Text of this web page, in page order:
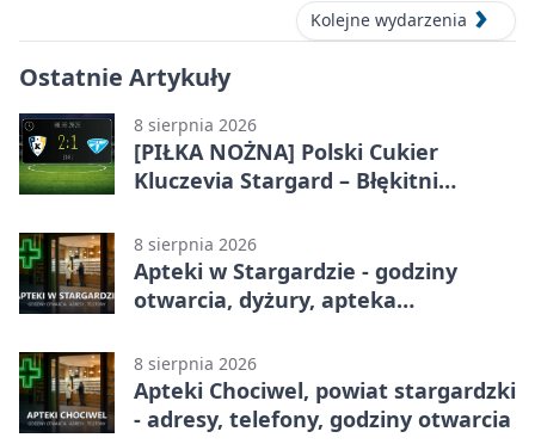
Kolejne wydarzenia
Ostatnie Artykuły
8 sierpnia 2026
[PIŁKA NOŻNA] Polski Cukier
Kluczevia Stargard – Błękitni
Lidze Grupa 2 (Grupa II)
8 sierpnia 2026
Apteki w Stargardzie - godziny
otwarcia, dyżury, apteka
8 sierpnia 2026
Apteki Chociwel, powiat stargardzki
- adresy, telefony, godziny otwarcia